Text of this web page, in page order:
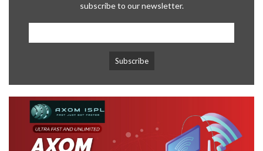
subscribe to our newsletter.